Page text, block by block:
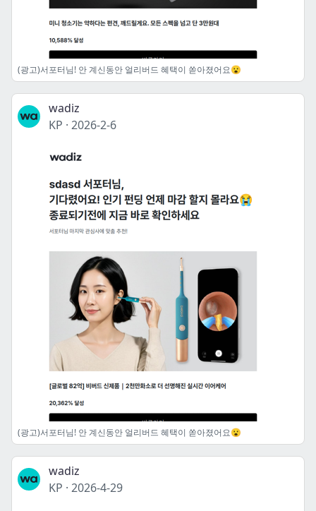
(광고)서포터님! 안 계신동안 얼리버드 혜택이 쏟아졌어요😮
wadiz
KP · 2026-2-6
(광고)서포터님! 안 계신동안 얼리버드 혜택이 쏟아졌어요😮
wadiz
KP · 2026-4-29